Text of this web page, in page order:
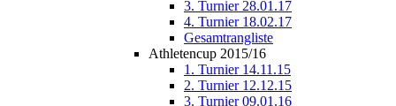
3. Turnier 28.01.17
4. Turnier 18.02.17
Gesamtrangliste
Athletencup 2015/16
1. Turnier 14.11.15
2. Turnier 12.12.15
3. Turnier 09.01.16